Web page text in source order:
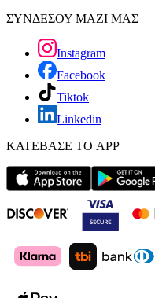
ΣΥΝΔΕΣΟΥ ΜΑΖΙ ΜΑΣ
Instagram
Facebook
Tiktok
Linkedin
ΚΑΤΕΒΑΣΕ ΤΟ APP